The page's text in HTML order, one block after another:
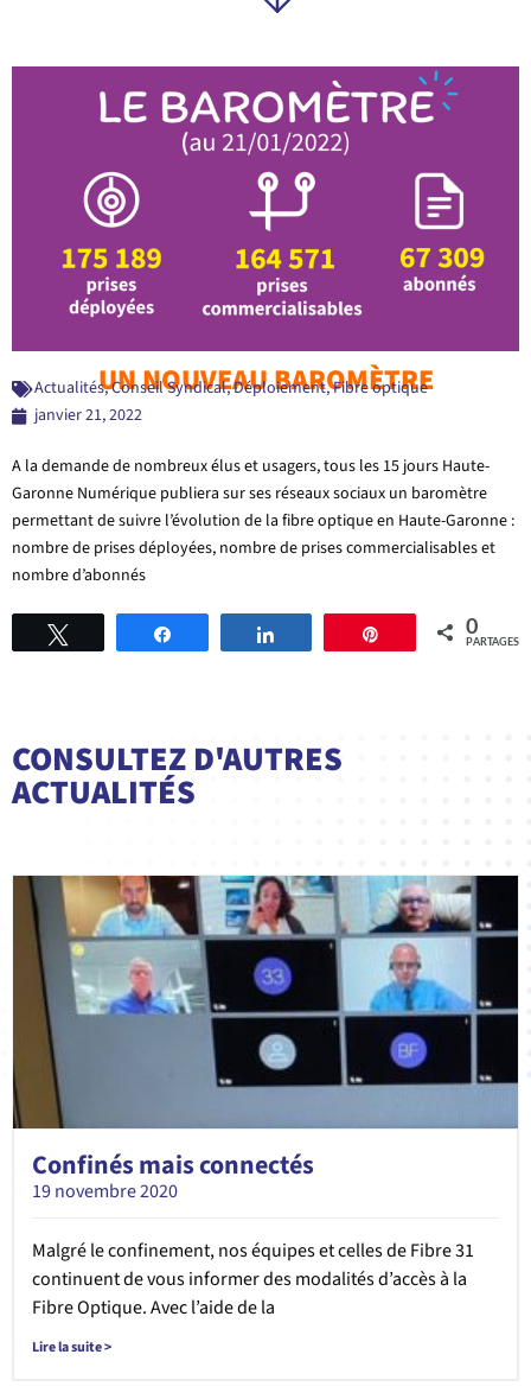
UN NOUVEAU BAROMÈTRE
Actualités,Conseil Syndical,Déploiement,Fibre optique
janvier 21, 2022
A la demande de nombreux élus et usagers, tous les 15 jours Haute-
Garonne Numérique publiera sur ses réseaux sociaux un baromètre
permettant de suivre l’évolution de la fibre optique en Haute-Garonne :
nombre de prises déployées, nombre de prises commercialisables et
nombre d’abonnés
Épingle 0
PARTAGES
CONSULTEZ D'AUTRES
ACTUALITÉS
Confinés mais connectés
19 novembre 2020
Malgré le confinement, nos équipes et celles de Fibre 31
continuent de vous informer des modalités d’accès à la
Fibre Optique. Avec l’aide de la
Lire la suite >